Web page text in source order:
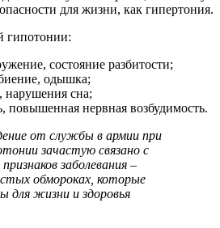
для жизни, как гипертония.
гипотонии:
состояние разбитости;
одышка;
нарушения сна;
повышенная нервная возбудимость.
от службы в армии при
зачастую связано с
заболевания –
обмороках, которые
для жизни и здоровья